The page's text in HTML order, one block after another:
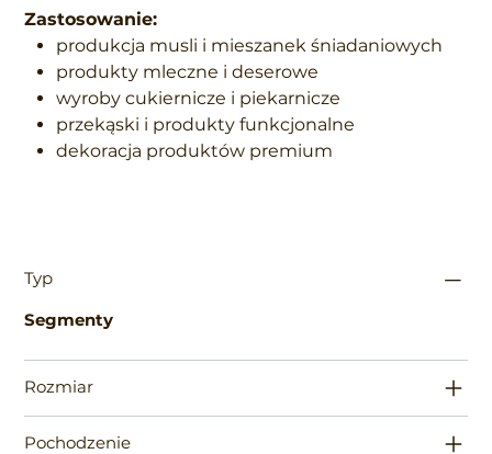
Zastosowanie:
produkcja musli i mieszanek śniadaniowych
produkty mleczne i deserowe
wyroby cukiernicze i piekarnicze
przekąski i produkty funkcjonalne
dekoracja produktów premium
Typ
Segmenty
Rozmiar
Pochodzenie